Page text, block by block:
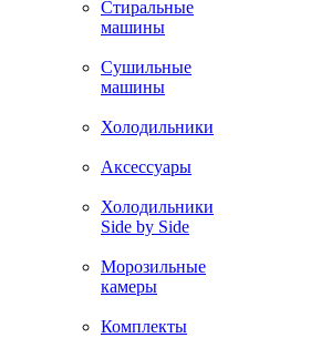
Стиральные
машины
Сушильные
машины
Холодильники
Аксессуары
Холодильники
Side by Side
Морозильные
камеры
Комплекты